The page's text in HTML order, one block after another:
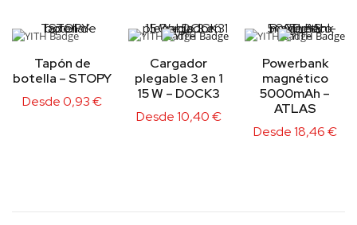
Tapón de
botella – STOPY
Desde0,93€
Cargador
plegable 3 en 1
15 W – DOCK3
Desde10,40€
Powerbank
magnético
5000mAh –
ATLAS
Desde18,46€